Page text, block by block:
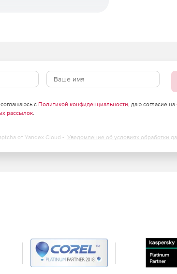
с Политикой конфиденциальности, даю согласие на
рассылок.
от Yandex Cloud - Уведомление об условиях обработки